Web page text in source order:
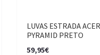
LUVAS ESTRADA
PYRAMID PRETO
59,95€